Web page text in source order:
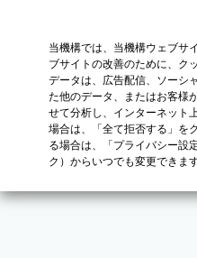
当機構では、当機構ウェブサ
ブサイトの改善のために、ク
データは、広告配信、ソーシ
た他のデータ、またはお客様
せて分析し、インターネット
場合は、「全て拒否する」を
る場合は、「プライバシー設
ク）からいつでも変更できます